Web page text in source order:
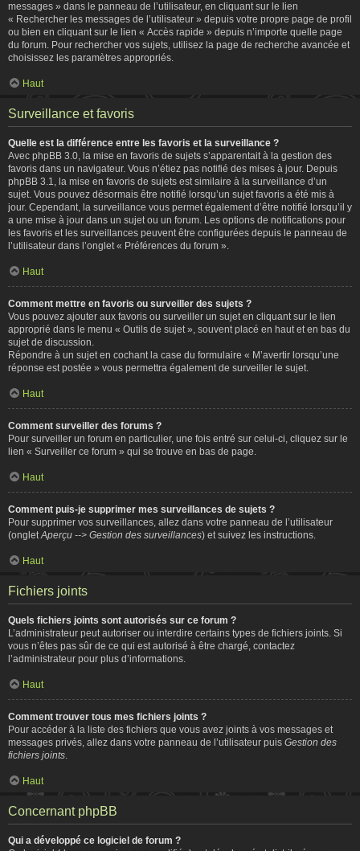
messages » dans le panneau de l’utilisateur, en cliquant sur le lien
« Rechercher les messages de l’utilisateur » depuis votre propre page de profil
ou bien en cliquant sur le lien « Accès rapide » depuis n’importe quelle page
du forum. Pour rechercher vos sujets, utilisez la page de recherche avancée et
choisissez les paramètres appropriés.
Haut
Surveillance et favoris
Quelle est la différence entre les favoris et la surveillance ?
Avec phpBB 3.0, la mise en favoris de sujets s’apparentait à la gestion des
favoris dans un navigateur. Vous n’étiez pas notifié des mises à jour. Depuis
phpBB 3.1, la mise en favoris de sujets est similaire à la surveillance d’un
sujet. Vous pouvez désormais être notifié lorsqu’un sujet favoris a été mis à
jour. Cependant, la surveillance vous permet également d’être notifié lorsqu’il y
a une mise à jour dans un sujet ou un forum. Les options de notifications pour
les favoris et les surveillances peuvent être configurées depuis le panneau de
l’utilisateur dans l’onglet « Préférences du forum ».
Haut
Comment mettre en favoris ou surveiller des sujets ?
Vous pouvez ajouter aux favoris ou surveiller un sujet en cliquant sur le lien
approprié dans le menu « Outils de sujet », souvent placé en haut et en bas du
sujet de discussion.
Répondre à un sujet en cochant la case du formulaire « M’avertir lorsqu’une
réponse est postée » vous permettra également de surveiller le sujet.
Haut
Comment surveiller des forums ?
Pour surveiller un forum en particulier, une fois entré sur celui-ci, cliquez sur le
lien « Surveiller ce forum » qui se trouve en bas de page.
Haut
Comment puis-je supprimer mes surveillances de sujets ?
Pour supprimer vos surveillances, allez dans votre panneau de l’utilisateur
(onglet Aperçu --> Gestion des surveillances) et suivez les instructions.
Haut
Fichiers joints
Quels fichiers joints sont autorisés sur ce forum ?
L’administrateur peut autoriser ou interdire certains types de fichiers joints. Si
vous n’êtes pas sûr de ce qui est autorisé à être chargé, contactez
l’administrateur pour plus d’informations.
Haut
Comment trouver tous mes fichiers joints ?
Pour accéder à la liste des fichiers que vous avez joints à vos messages et
messages privés, allez dans votre panneau de l’utilisateur puis Gestion des
fichiers joints
Haut
Concernant phpBB
Qui a développé ce logiciel de forum ?